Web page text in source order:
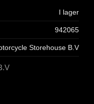
I lager
942065
Storehouse B.V